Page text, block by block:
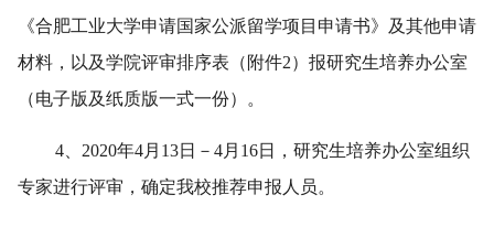
《合肥工业大学申请国家公派留学项目申请书》及其他申请
材料，以及学院评审排序表（附件2）报研究生培养办公室
（电子版及纸质版一式一份）。
4、2020年4月13日－4月16日，研究生培养办公室组织
专家进行评审，确定我校推荐申报人员。